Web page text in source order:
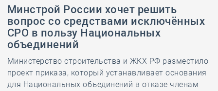
Минстрой России хочет решить
вопрос со средствами исключённых
СРО в пользу Национальных
объединений
Министерство строительства и ЖКХ РФ разместило
проект приказа, который устанавливает основания
для Национальных объединений в отказе членам